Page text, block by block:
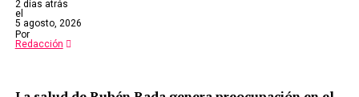
2 días atrás
el
5 agosto, 2026
Por
Redacción